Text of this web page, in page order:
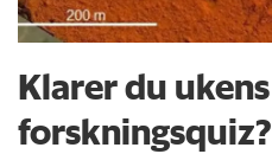
Klarer du ukens
forskningsquiz?